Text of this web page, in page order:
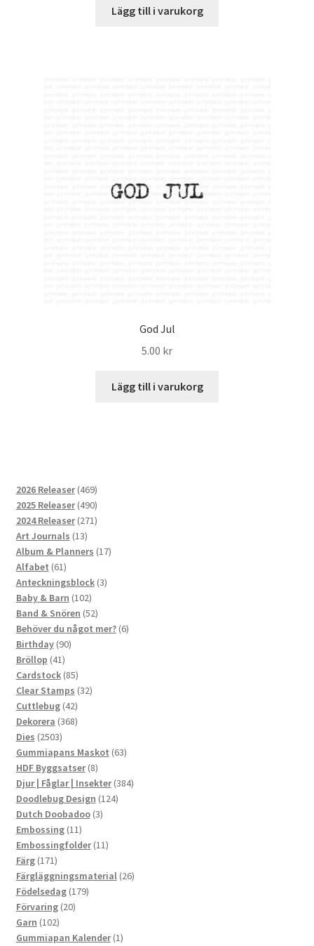
Lägg till i varukorg
God Jul
5.00 kr
Lägg till i varukorg
2026 Releaser 469469
produkter
2025 Releaser 490490
produkter
2024 Releaser 271271
Art Journals 1313
produkter
Album & Planners 1717
Alfabet 6161
produkter
Anteckningsblock 33
Baby & Barn 102102
produkter
Band & Snören 5252
produkter
Behöver du något mer? 66
Birthday 9090
Bröllop 4141
produkter
Cardstock 8585
produkter
Clear Stamps 3232
Cuttlebug 4242
produkter
Dekorera 368368
Dies 25032503
produkter
Gummiapans Maskot 6363
HDF Byggsatser 88
produkter
Djur | Fåglar | Insekter 384384
Doodlebug Design 124124
Dutch Doobadoo 33
Embossing 1111
produkter
Embossingfolder 1111
Färg 171171
produkter
Färgläggningsmaterial 2626
Födelsedag 179179
Förvaring 2020
Garn 102102
produkter
Gummiapan Kalender 11